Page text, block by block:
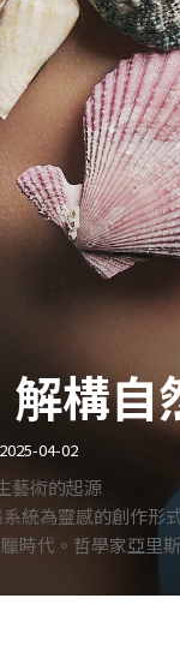
構
2025-04-02
藝術的起源
為靈感的創作形
時代。哲學家亞
）成為科學